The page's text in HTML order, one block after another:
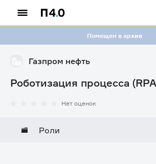
Помещен в архив
Газпром нефть
Роботизация процесса
Нет оценок
Роли